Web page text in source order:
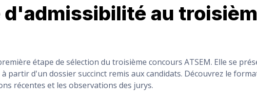
ÉPREUVE ÉCRITE
d'admissibilité au
étape de sélection du troisième concours ATSEM. Elle se
partir d'un dossier succinct remis aux candidats. Découvrez le
récentes et les observations des jurys.